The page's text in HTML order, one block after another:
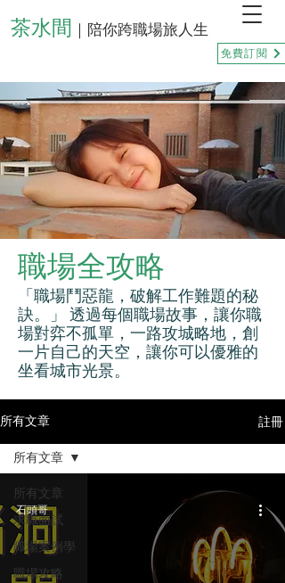
茶水間 ｜陪你跨職場旅人生
免費訂閱
職場全攻略
「職場鬥惡龍，破解工作難題的秘
訣。」 透過每個職場故事，讓你職
場對弈不孤單，一路攻城略地，創
一片自己的天空，讓你可以優雅的
坐看城市光景。
所有文章 註冊
所有文章
求職面試
職場案例學
職場攻略
所有文章
石頭哥